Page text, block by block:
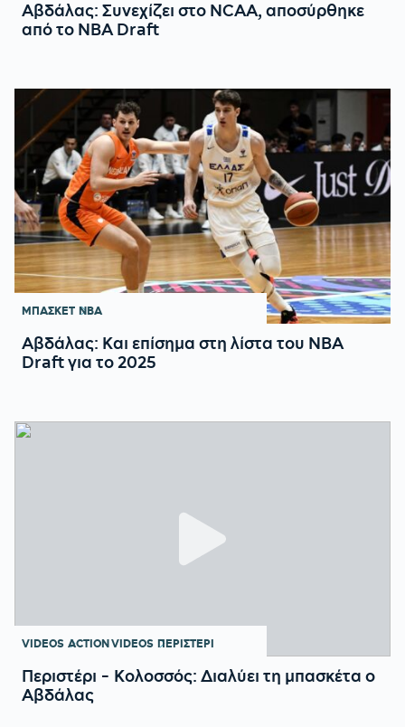
Αβδάλας: Συνεχίζει στο NCAA, αποσύρθηκε
από το NBA Draft
ΜΠΑΣΚΕΤ NBA
Αβδάλας: Και επίσημα στη λίστα του NBA
Draft για το 2025
VIDEOS ACTION VIDEOS ΠΕΡΙΣΤΕΡΙ
Περιστέρι - Κολοσσός: Διαλύει τη μπασκέτα ο
Αβδάλας